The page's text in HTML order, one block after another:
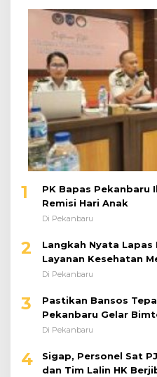
PK Bapas Pekanbaru
Remisi Hari Anak
Di Pekanbaru
Langkah Nyata Lapas
Di Pekanbaru
Pastikan Bansos
Puskessos
Di Pekanbaru
Sigap, Personel Sat
Kecelakaan di Tol
Di Pekanbaru